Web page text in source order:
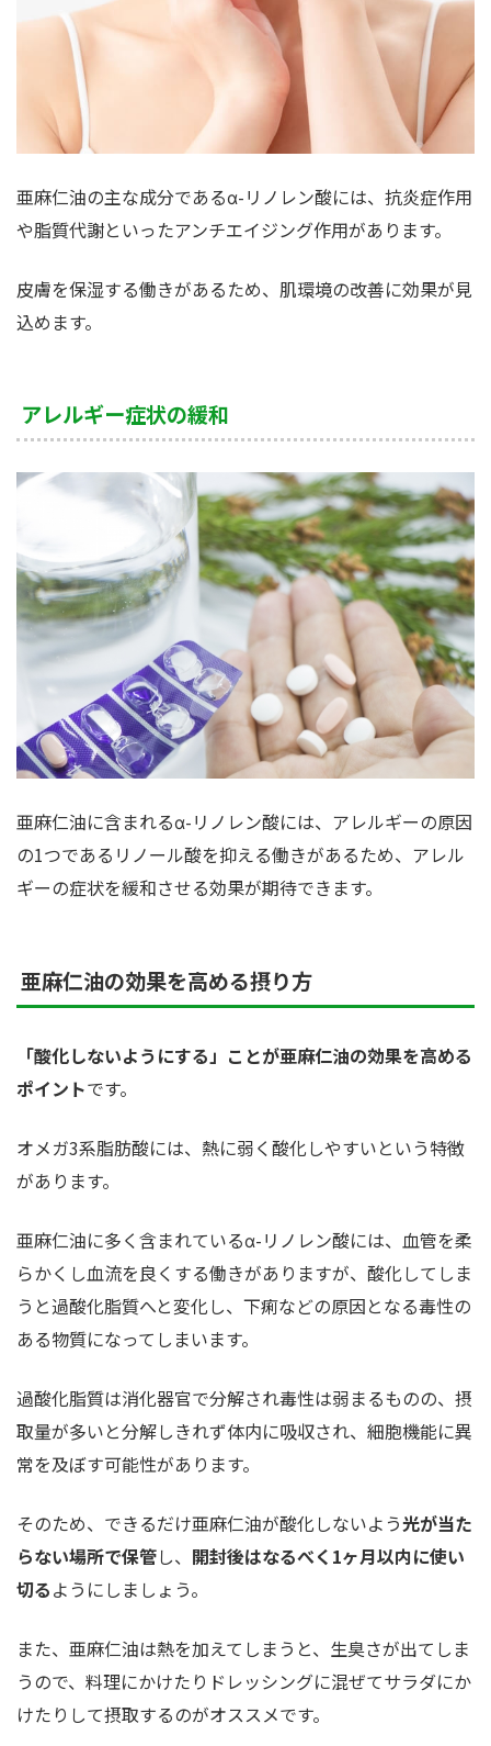
亜麻仁油の主な成分であるα-リノレン酸には、抗炎症作用
や脂質代謝といったアンチエイジング作用があります。
皮膚を保湿する働きがあるため、肌環境の改善に効果が見
込めます。
アレルギー症状の緩和
亜麻仁油に含まれるα-リノレン酸には、アレルギーの原因
の1つであるリノール酸を抑える働きがあるため、アレル
ギーの症状を緩和させる効果が期待できます。
亜麻仁油の効果を高める摂り方
「酸化しないようにする」ことが亜麻仁油の効果を高める
ポイントです。
オメガ3系脂肪酸には、熱に弱く酸化しやすいという特徴
があります。
亜麻仁油に多く含まれているα-リノレン酸には、血管を柔
らかくし血流を良くする働きがありますが、酸化してしま
うと過酸化脂質へと変化し、下痢などの原因となる毒性の
ある物質になってしまいます。
過酸化脂質は消化器官で分解され毒性は弱まるものの、摂
取量が多いと分解しきれず体内に吸収され、細胞機能に異
常を及ぼす可能性があります。
そのため、できるだけ亜麻仁油が酸化しないよう光が当た
らない場所で保管し、 開封後はなるべく1ヶ月以内に使い
切るようにしましょう。
また、亜麻仁油は熱を加えてしまうと、生臭さが出てしま
うので、料理にかけたりドレッシングに混ぜてサラダにか
けたりして摂取するのがオススメです。